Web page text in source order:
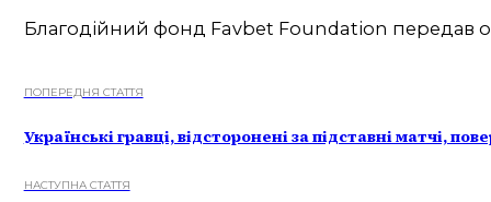
Благодійний фонд Favbet Foundation передав
ПОПЕРЕДНЯ СТАТТЯ
Українські гравці, відсторонені за підставні матчі,
НАСТУПНА СТАТТЯ